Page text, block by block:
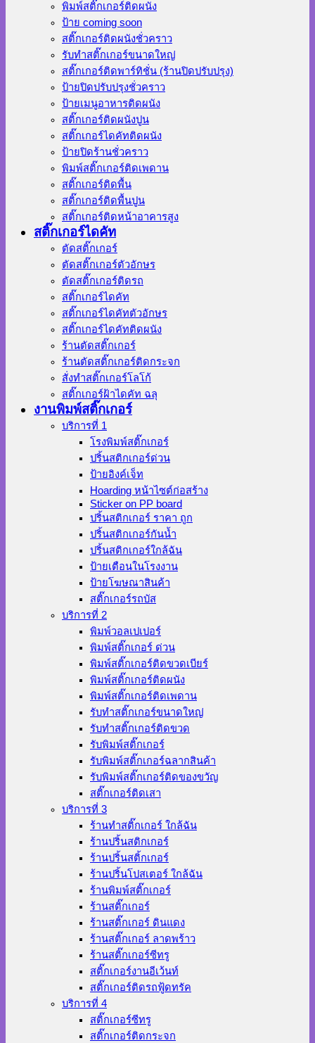
พิมพ์สติ๊กเกอร์ติดผนัง
ป้าย coming soon
สติ๊กเกอร์ติดผนังชั่วคราว
รับทำสติ๊กเกอร์ขนาดใหญ่
สติ๊กเกอร์ติดพาร์ทิชั่น (ร้านปิดปรับปรุง)
ป้ายปิดปรับปรุงชั่วคราว
ป้ายเมนูอาหารติดผนัง
สติ๊กเกอร์ติดผนังปูน
สติ๊กเกอร์ไดคัทติดผนัง
ป้ายปิดร้านชั่วคราว
พิมพ์สติ๊กเกอร์ติดเพดาน
สติ๊กเกอร์ติดพื้น
สติ๊กเกอร์ติดพื้นปูน
สติ๊กเกอร์ติดหน้าอาคารสูง
สติ๊กเกอร์ไดคัท
ตัดสติ๊กเกอร์
ตัดสติ๊กเกอร์ตัวอักษร
ตัดสติ๊กเกอร์ติดรถ
สติ๊กเกอร์ไดคัท
สติ๊กเกอร์ไดคัทตัวอักษร
สติ๊กเกอร์ไดคัทติดผนัง
ร้านตัดสติ๊กเกอร์
ร้านตัดสติ๊กเกอร์ติดกระจก
สั่งทําสติ๊กเกอร์โลโก้
สติ๊กเกอร์ฝ้าไดคัท ฉลุ
งานพิมพ์สติ๊กเกอร์
บริการที่ 1
โรงพิมพ์สติ๊กเกอร์
ปริ้นสติกเกอร์ด่วน
ป้ายอิงค์เจ็ท
Hoarding หน้าไซต์ก่อสร้าง
Sticker on PP board
ปริ้นสติกเกอร์ ราคา ถูก
ปริ้นสติกเกอร์กันน้ำ
ปริ้นสติกเกอร์ใกล้ฉัน
ป้ายเตือนในโรงงาน
ป้ายโฆษณาสินค้า
สติ๊กเกอร์รถบัส
บริการที่ 2
พิมพ์วอลเปเปอร์
พิมพ์สติ๊กเกอร์ ด่วน
พิมพ์สติ๊กเกอร์ติดขวดเบียร์
พิมพ์สติ๊กเกอร์ติดผนัง
พิมพ์สติ๊กเกอร์ติดเพดาน
รับทำสติ๊กเกอร์ขนาดใหญ่
รับทำสติ๊กเกอร์ติดขวด
รับพิมพ์สติ๊กเกอร์
รับพิมพ์สติ๊กเกอร์ฉลากสินค้า
รับพิมพ์สติ๊กเกอร์ติดของขวัญ
สติ๊กเกอร์ติดเสา
บริการที่ 3
ร้านทําสติ๊กเกอร์ ใกล้ฉัน
ร้านปริ้นสติกเกอร์
ร้านปริ้นสติ้กเกอร์
ร้านปริ้นโปสเตอร์ ใกล้ฉัน
ร้านพิมพ์สติ๊กเกอร์
ร้านสติ๊กเกอร์
ร้านสติ๊กเกอร์ ดินแดง
ร้านสติ๊กเกอร์ ลาดพร้าว
ร้านสติ๊กเกอร์ซีทรู
สติ๊กเกอร์งานอีเว้นท์
สติ๊กเกอร์ติดรถฟู้ดทรัค
บริการที่ 4
สติ๊กเกอร์ซีทรู
สติ๊กเกอร์ติดกระจก